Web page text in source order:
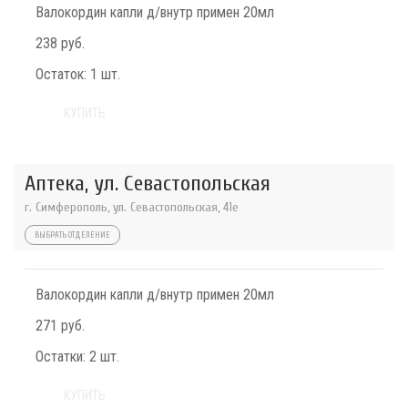
Валокордин капли д/внутр примен 20мл
238 руб.
Остаток: 1 шт.
Аптека, ул. Севастопольская
г. Симферополь, ул. Севастопольская, 41е
ВЫБРАТЬ ОТДЕЛЕНИЕ
Валокордин капли д/внутр примен 20мл
271 руб.
Остатки: 2 шт.